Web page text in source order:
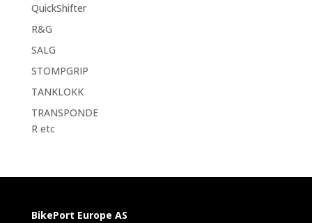
QuickShifter
R&G
SALG
STOMPGRIP
TANKLOKK
TRANSPONDE
R etc
BikePort Europe AS